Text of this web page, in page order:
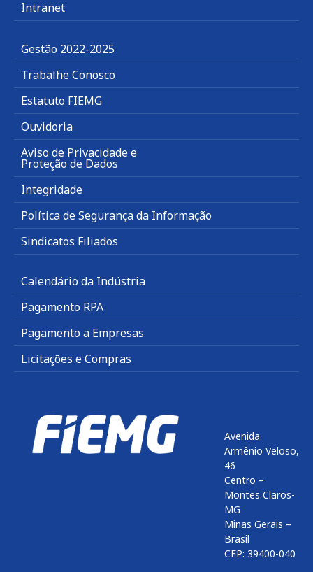
Intranet
Gestão 2022-2025
Trabalhe Conosco
Estatuto FIEMG
Ouvidoria
Aviso de Privacidade e
Proteção de Dados
Integridade
Política de Segurança da Informação
Sindicatos Filiados
Calendário da Indústria
Pagamento RPA
Pagamento a Empresas
Licitações e Compras
Avenida
Armênio Veloso,
46
Centro –
Montes Claros-
MG
Minas Gerais –
Brasil
CEP: 39400-040